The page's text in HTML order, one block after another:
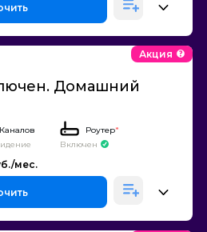
Домашний
Акция
Каналов
Роутер*
Включен